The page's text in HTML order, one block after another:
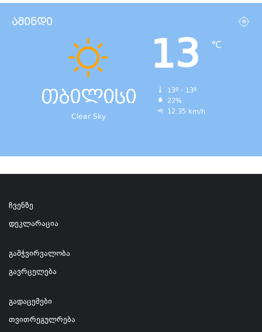
ამინდი
თბილისი
Clear Sky
13 ℃
13º - 13º
22%
12.35 km/h
ჩვენზე
დეკლარაცია
გამჭვირვალობა
გავრცელება
გადაცემები
თვითრეგულრება